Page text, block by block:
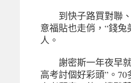
到快子路買對聯、
意福貼也走俏，“錢
人。
謝密斯一年夜早就
高考討個好彩頭”。